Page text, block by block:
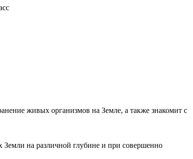
живых организмов на Земле, а также знакомит с
Земли на различной глубине и при совершенно